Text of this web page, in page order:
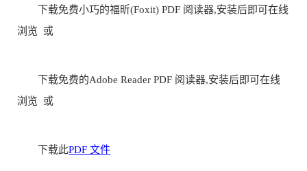
下载免费小巧的福昕(Foxit) PDF 阅读器,安装后即可在线
浏览 或
下载免费的Adobe Reader PDF 阅读器,安装后即可在线
浏览 或
下载此PDF 文件